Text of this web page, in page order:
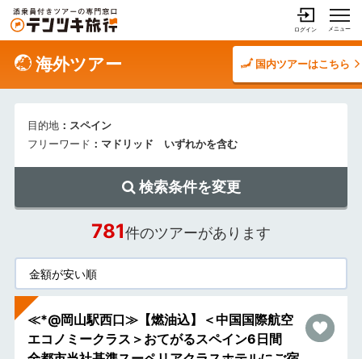
ログイン メニュー
海外ツアー 国内ツアーはこちら
目的地 ：スペイン
フリーワード ：マドリッド いずれかを含む
検索条件を変更
781件のツアーがあります
≪*@岡山駅西口≫【燃油込】＜中国国際航空
エコノミークラス＞おてがるスペイン6日間